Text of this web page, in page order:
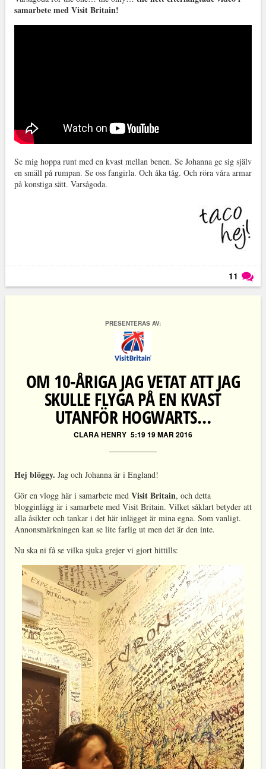
samarbete med Visit Britain!
Se mig hoppa runt med en kvast mellan benen. Se Johanna ge sig själv
en smäll på rumpan. Se oss fangirla. Och åka tåg. Och röra våra armar
på konstiga sätt. Varsågoda.
11
PRESENTERAS AV:
OM 10-ÅRIGA JAG VETAT ATT JAG
SKULLE FLYGA PÅ EN KVAST
UTANFÖR HOGWARTS…
CLARA HENRY 5:19 19 MAR 2016
Hej blöggy. Jag och Johanna är i England!
Gör en vlogg här i samarbete med Visit Britain, och detta
blogginlägg är i samarbete med Visit Britain. Vilket såklart betyder att
alla åsikter och tankar i det här inlägget är mina egna. Som vanligt.
Annonsmärkningen kan se lite farlig ut men det är den inte.
Nu ska ni få se vilka sjuka grejer vi gjort hittills: